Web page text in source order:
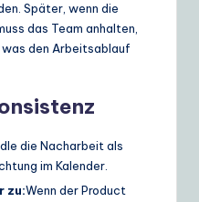
Später, wenn die
das Team anhalten,
was den Arbeitsablauf
die Nacharbeit als
im Kalender.
zu:Wenn der Product